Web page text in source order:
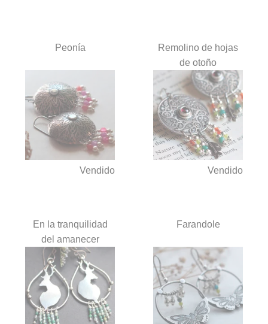
Peonía
Vendido
Remolino de hojas
de otoño
Vendido
En la tranquilidad
del amanecer
Farandole